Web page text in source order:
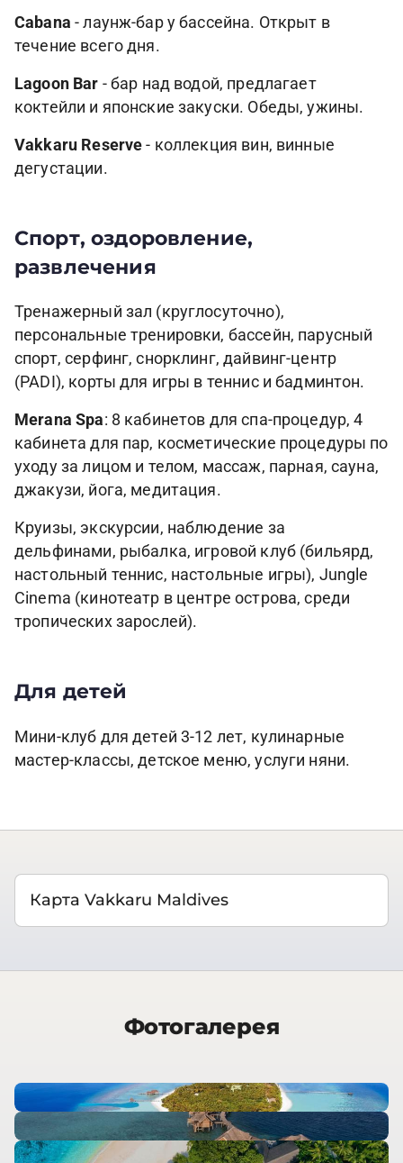
Cabana - лаунж-бар у бассейна. Открыт в
течение всего дня.
Lagoon Bar - бар над водой, предлагает
коктейли и японские закуски. Обеды, ужины.
Vakkaru Reserve - коллекция вин, винные
дегустации.
Спорт, оздоровление,
развлечения
Тренажерный зал (круглосуточно),
персональные тренировки, бассейн, парусный
спорт, серфинг, снорклинг, дайвинг-центр
(PADI), корты для игры в теннис и бадминтон.
Merana Spa: 8 кабинетов для спа-процедур, 4
кабинета для пар, косметические процедуры по
уходу за лицом и телом, массаж, парная, сауна,
джакузи, йога, медитация.
Круизы, экскурсии, наблюдение за
дельфинами, рыбалка, игровой клуб (бильярд,
настольный теннис, настольные игры), Jungle
Cinema (кинотеатр в центре острова, среди
тропических зарослей).
Для детей
Мини-клуб для детей 3-12 лет, кулинарные
мастер-классы, детское меню, услуги няни.
Карта Vakkaru Maldives
Фотогалерея